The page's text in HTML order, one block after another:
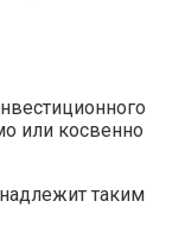
или косвенно
таким